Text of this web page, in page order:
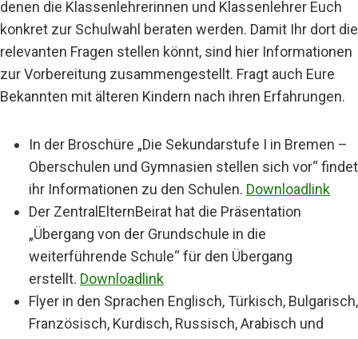
denen die Klassenlehrerinnen und Klassenlehrer Euch
konkret zur Schulwahl beraten werden. Damit Ihr dort die
relevanten Fragen stellen könnt, sind hier Informationen
zur Vorbereitung zusammengestellt. Fragt auch Eure
Bekannten mit älteren Kindern nach ihren Erfahrungen.
In der Broschüre „Die Sekundarstufe I in Bremen –
Oberschulen und Gymnasien stellen sich vor“ findet
ihr Informationen zu den Schulen. Downloadlink
Der ZentralElternBeirat hat die Präsentation
„Übergang von der Grundschule in die
weiterführende Schule“ für den Übergang
erstellt. Downloadlink
Flyer in den Sprachen Englisch, Türkisch, Bulgarisch,
Französisch, Kurdisch, Russisch, Arabisch und